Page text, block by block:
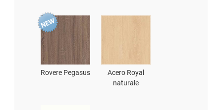
Rovere Pegasus
Acero Royal
naturale